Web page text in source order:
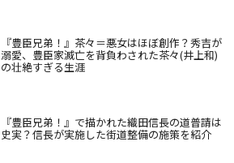
『豊臣兄弟！』茶々＝悪女はほぼ創作？秀吉が
溺愛、豊臣家滅亡を背負わされた茶々(井上和)
の壮絶すぎる生涯
『豊臣兄弟！』で描かれた織田信長の道普請は
史実？信長が実施した街道整備の施策を紹介